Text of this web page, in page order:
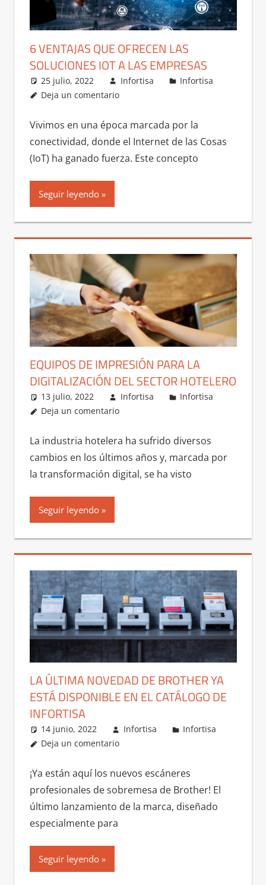
6 VENTAJAS QUE OFRECEN LAS
SOLUCIONES IOT A LAS EMPRESAS
25 julio, 2022 Infortisa
Infortisa
Deja un comentario
Vivimos en una época marcada por la
conectividad, donde el Internet de las Cosas
(IoT) ha ganado fuerza. Este concepto
Seguir leyendo
EQUIPOS DE IMPRESIÓN PARA LA
DIGITALIZACIÓN DEL SECTOR HOTELERO
13 julio, 2022 Infortisa
Infortisa
Deja un comentario
La industria hotelera ha sufrido diversos
cambios en los últimos años y, marcada por
la transformación digital, se ha visto
Seguir leyendo
LA ÚLTIMA NOVEDAD DE BROTHER YA
ESTÁ DISPONIBLE EN EL CATÁLOGO DE
INFORTISA
14 junio, 2022 Infortisa
Infortisa
Deja un comentario
¡Ya están aquí los nuevos escáneres
profesionales de sobremesa de Brother! El
último lanzamiento de la marca, diseñado
especialmente para
Seguir leyendo